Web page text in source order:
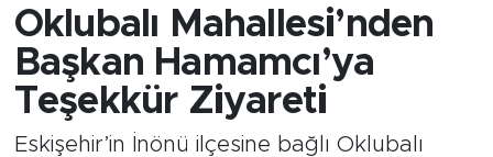
Oklubalı Mahallesi’nden
Başkan Hamamcı’ya
Teşekkür Ziyareti
Eskişehir’in İnönü ilçesine bağlı Oklubalı
Siyaset
Spor
Sağlık
Trafik Durumu
Süper Lig Puan Durumu ve Fikstür
Tüm Manşetler